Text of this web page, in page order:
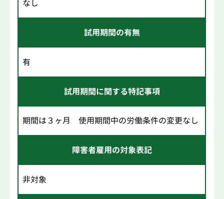
なし
試用期間の有無
有
試用期間に関する特記事項
期間は３ヶ月 使用期間中の労働条件の変更なし
障害者雇用の対象表記
非対象